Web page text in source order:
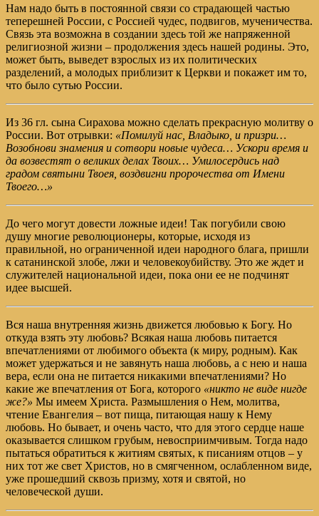
Нам надо быть в постоянной связи со страдающей частью
теперешней России, с Россией чудес, подвигов, мученичества.
Связь эта возможна в создании здесь той же напряженной
религиозной жизни – продолжения здесь нашей родины. Это,
может быть, выведет взрослых из их политических
разделений, а молодых приблизит к Церкви и покажет им то,
что было сутью России.
Из 36 гл. сына Сирахова можно сделать прекрасную молитву о
России. Вот отрывки: «Помилуй нас, Владыко, и призри…
Возобнови знамения и сотвори новые чудеса… Ускори время и
да возвестят о великих делах Твоих… Умилосердись над
градом святыни Твоея, воздвигни пророчества от Имени
Твоего…»
До чего могут довести ложные идеи! Так погубили свою
душу многие революционеры, которые, исходя из
правильной, но ограниченной идеи народного блага, пришли
к сатанинской злобе, лжи и человекоубийству. Это же ждет и
служителей национальной идеи, пока они ее не подчинят
идее высшей.
Вся наша внутренняя жизнь движется любовью к Богу. Но
откуда взять эту любовь? Всякая наша любовь питается
впечатлениями от любимого объекта (к миру, родным). Как
может удержаться и не завянуть наша любовь, а с нею и наша
вера, если она не питается никакими впечатлениями? Но
какие же впечатления от Бога, которого «никто не виде нигде
же?» Мы имеем Христа. Размышления о Нем, молитва,
чтение Евангелия – вот пища, питающая нашу к Нему
любовь. Но бывает, и очень часто, что для этого сердце наше
оказывается слишком грубым, невосприимчивым. Тогда надо
пытаться обратиться к житиям святых, к писаниям отцов – у
них тот же свет Христов, но в смягченном, ослабленном виде,
уже прошедший сквозь призму, хотя и святой, но
человеческой души.